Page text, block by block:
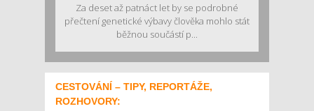
Za deset až patnáct let by se podrobné
přečtení genetické výbavy člověka mohlo stát
běžnou součástí p...
CESTOVÁNÍ – TIPY, REPORTÁŽE,
ROZHOVORY: